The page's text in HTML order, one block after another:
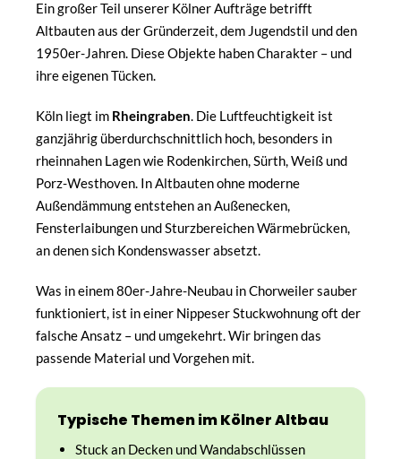
Ein großer Teil unserer Kölner Aufträge betrifft
Altbauten aus der Gründerzeit, dem Jugendstil und den
1950er-Jahren. Diese Objekte haben Charakter – und
ihre eigenen Tücken.
Köln liegt im Rheingraben. Die Luftfeuchtigkeit ist
ganzjährig überdurchschnittlich hoch, besonders in
rheinnahen Lagen wie Rodenkirchen, Sürth, Weiß und
Porz-Westhoven. In Altbauten ohne moderne
Außendämmung entstehen an Außenecken,
Fensterlaibungen und Sturzbereichen Wärmebrücken,
an denen sich Kondenswasser absetzt.
Was in einem 80er-Jahre-Neubau in Chorweiler sauber
funktioniert, ist in einer Nippeser Stuckwohnung oft der
falsche Ansatz – und umgekehrt. Wir bringen das
passende Material und Vorgehen mit.
Typische Themen im Kölner Altbau
Stuck an Decken und Wandabschlüssen